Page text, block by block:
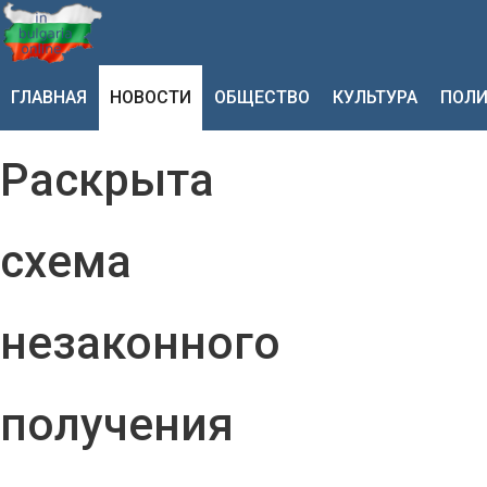
ГЛАВНАЯ НОВОСТИ ОБЩЕСТВО КУЛЬТУРА
Раскрыта
схема
незаконного
получения